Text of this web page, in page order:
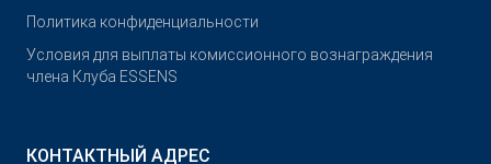
Политика конфиденциальности
Условия для выплаты комиссионного вознаграждения
члена Клуба ESSENS
КОНТАКТНЫЙ АДРЕС